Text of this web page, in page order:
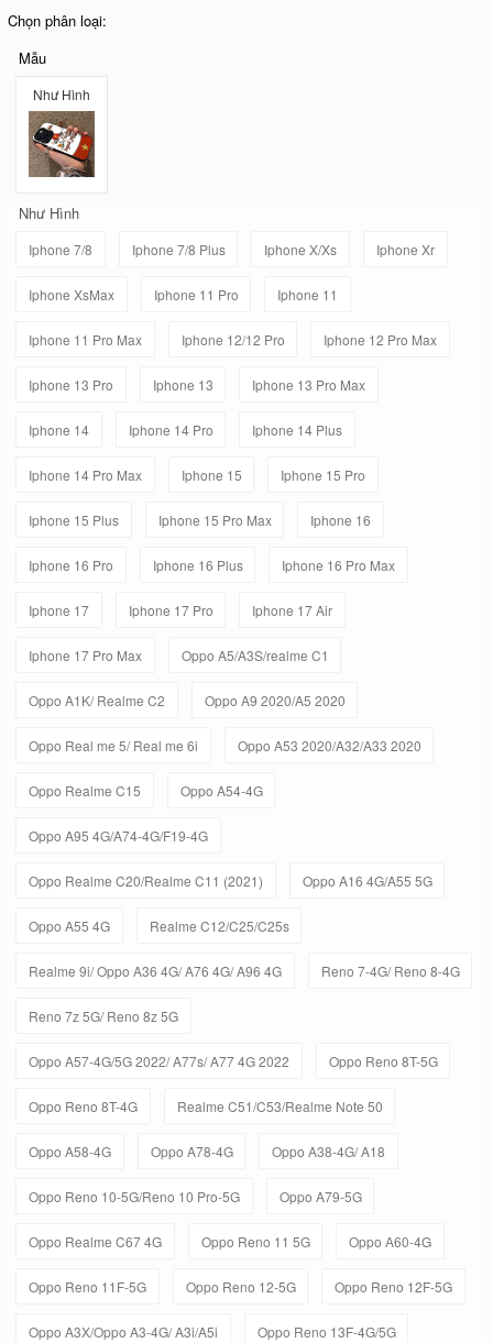
Chọn phân loại:
Mẫu
Như Hình
Như Hình
Iphone 7/8 Iphone 7/8 Plus Iphone X/Xs Iphone Xr
Iphone XsMax Iphone 11 Pro Iphone 11
Iphone 11 Pro Max Iphone 12/12 Pro Iphone 12 Pro Max
Iphone 13 Pro Iphone 13 Iphone 13 Pro Max
Iphone 14 Iphone 14 Pro Iphone 14 Plus
Iphone 14 Pro Max Iphone 15 Iphone 15 Pro
Iphone 15 Plus Iphone 15 Pro Max Iphone 16
Iphone 16 Pro Iphone 16 Plus Iphone 16 Pro Max
Iphone 17 Iphone 17 Pro Iphone 17 Air
Iphone 17 Pro Max Oppo A5/A3S/realme C1
Oppo A1K/ Realme C2 Oppo A9 2020/A5 2020
Oppo Real me 5/ Real me 6i Oppo A53 2020/A32/A33 2020
Oppo Realme C15 Oppo A54-4G
Oppo A95 4G/A74-4G/F19-4G
Oppo Realme C20/Realme C11 (2021) Oppo A16 4G/A55 5G
Oppo A55 4G Realme C12/C25/C25s
Realme 9i/ Oppo A36 4G/ A76 4G/ A96 4G Reno 7-4G/ Reno 8-4G
Reno 7z 5G/ Reno 8z 5G
Oppo A57-4G/5G 2022/ A77s/ A77 4G 2022 Oppo Reno 8T-5G
Oppo Reno 8T-4G Realme C51/C53/Realme Note 50
Oppo A58-4G Oppo A78-4G Oppo A38-4G/ A18
Oppo Reno 10-5G/Reno 10 Pro-5G Oppo A79-5G
Oppo Realme C67 4G Oppo Reno 11 5G Oppo A60-4G
Oppo Reno 11F-5G Oppo Reno 12-5G Oppo Reno 12F-5G
Oppo A3X/Oppo A3-4G/ A3i/A5i Oppo Reno 13F-4G/5G